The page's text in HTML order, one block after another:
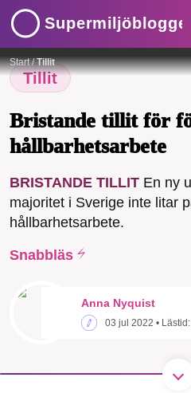
Supermiljöbloggen
OMRÅDEN
MILJÖFAKTA
OM OSS
Sök
Facebook
Threads
Start/Tillit
Tillit
Bristande tillit för
hållbarhetsarbete
BRISTANDE TILLIT En ny
majoritet i Sverige inte litar
hållbarhetsarbete.
Snabbläs
Anna Nyquist
03 jul 2022 • Lästid:
SMB kämpar för en
starten 2010 har vår
nyhetsbevakning och
hoppas att du
Stötta vårt arbete